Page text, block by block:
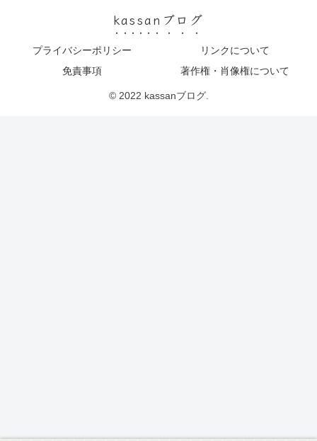
kassanブログ
プライバシーポリシー
リンクについて
免責事項
著作権・肖像権について
© 2022 kassanブログ.